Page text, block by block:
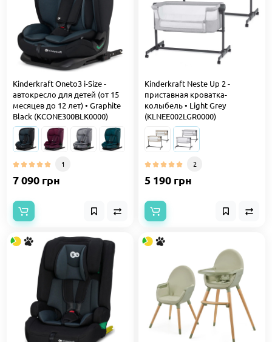
Kinderkraft Oneto3 i-Size -
автокресло для детей (от 15
месяцев до 12 лет) • Graphite
Black (KCONE300BLK0000)
1
7 090 грн
Kinderkraft Neste Up 2 -
приставная кроватка-
колыбель • Light Grey
(KLNEE002LGR0000)
2
5 190 грн